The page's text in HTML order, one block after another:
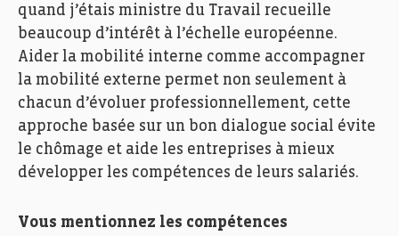
quand j’étais ministre du Travail recueille
beaucoup d’intérêt à l’échelle européenne.
Aider la mobilité interne comme accompagner
la mobilité externe permet non seulement à
chacun d’évoluer professionnellement, cette
approche basée sur un bon dialogue social évite
le chômage et aide les entreprises à mieux
développer les compétences de leurs salariés.
Vous mentionnez les compétences